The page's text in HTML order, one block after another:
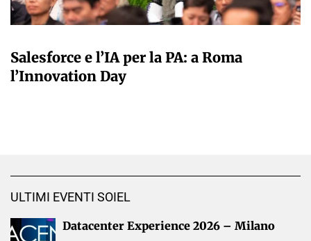
Salesforce e l’IA per la PA: a Roma
l’Innovation Day
ULTIMI EVENTI SOIEL
Datacenter Experience 2026 – Milano